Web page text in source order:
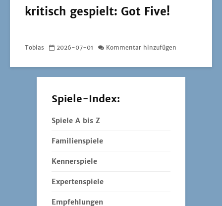
kritisch gespielt: Got Five!
Tobias 2026-07-01 Kommentar hinzufügen
Spiele-Index:
Spiele A bis Z
Familienspiele
Kennerspiele
Expertenspiele
Empfehlungen